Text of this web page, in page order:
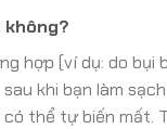
hợp (ví dụ: do bụi
sau khi bạn làm
có thể tự biến mất.